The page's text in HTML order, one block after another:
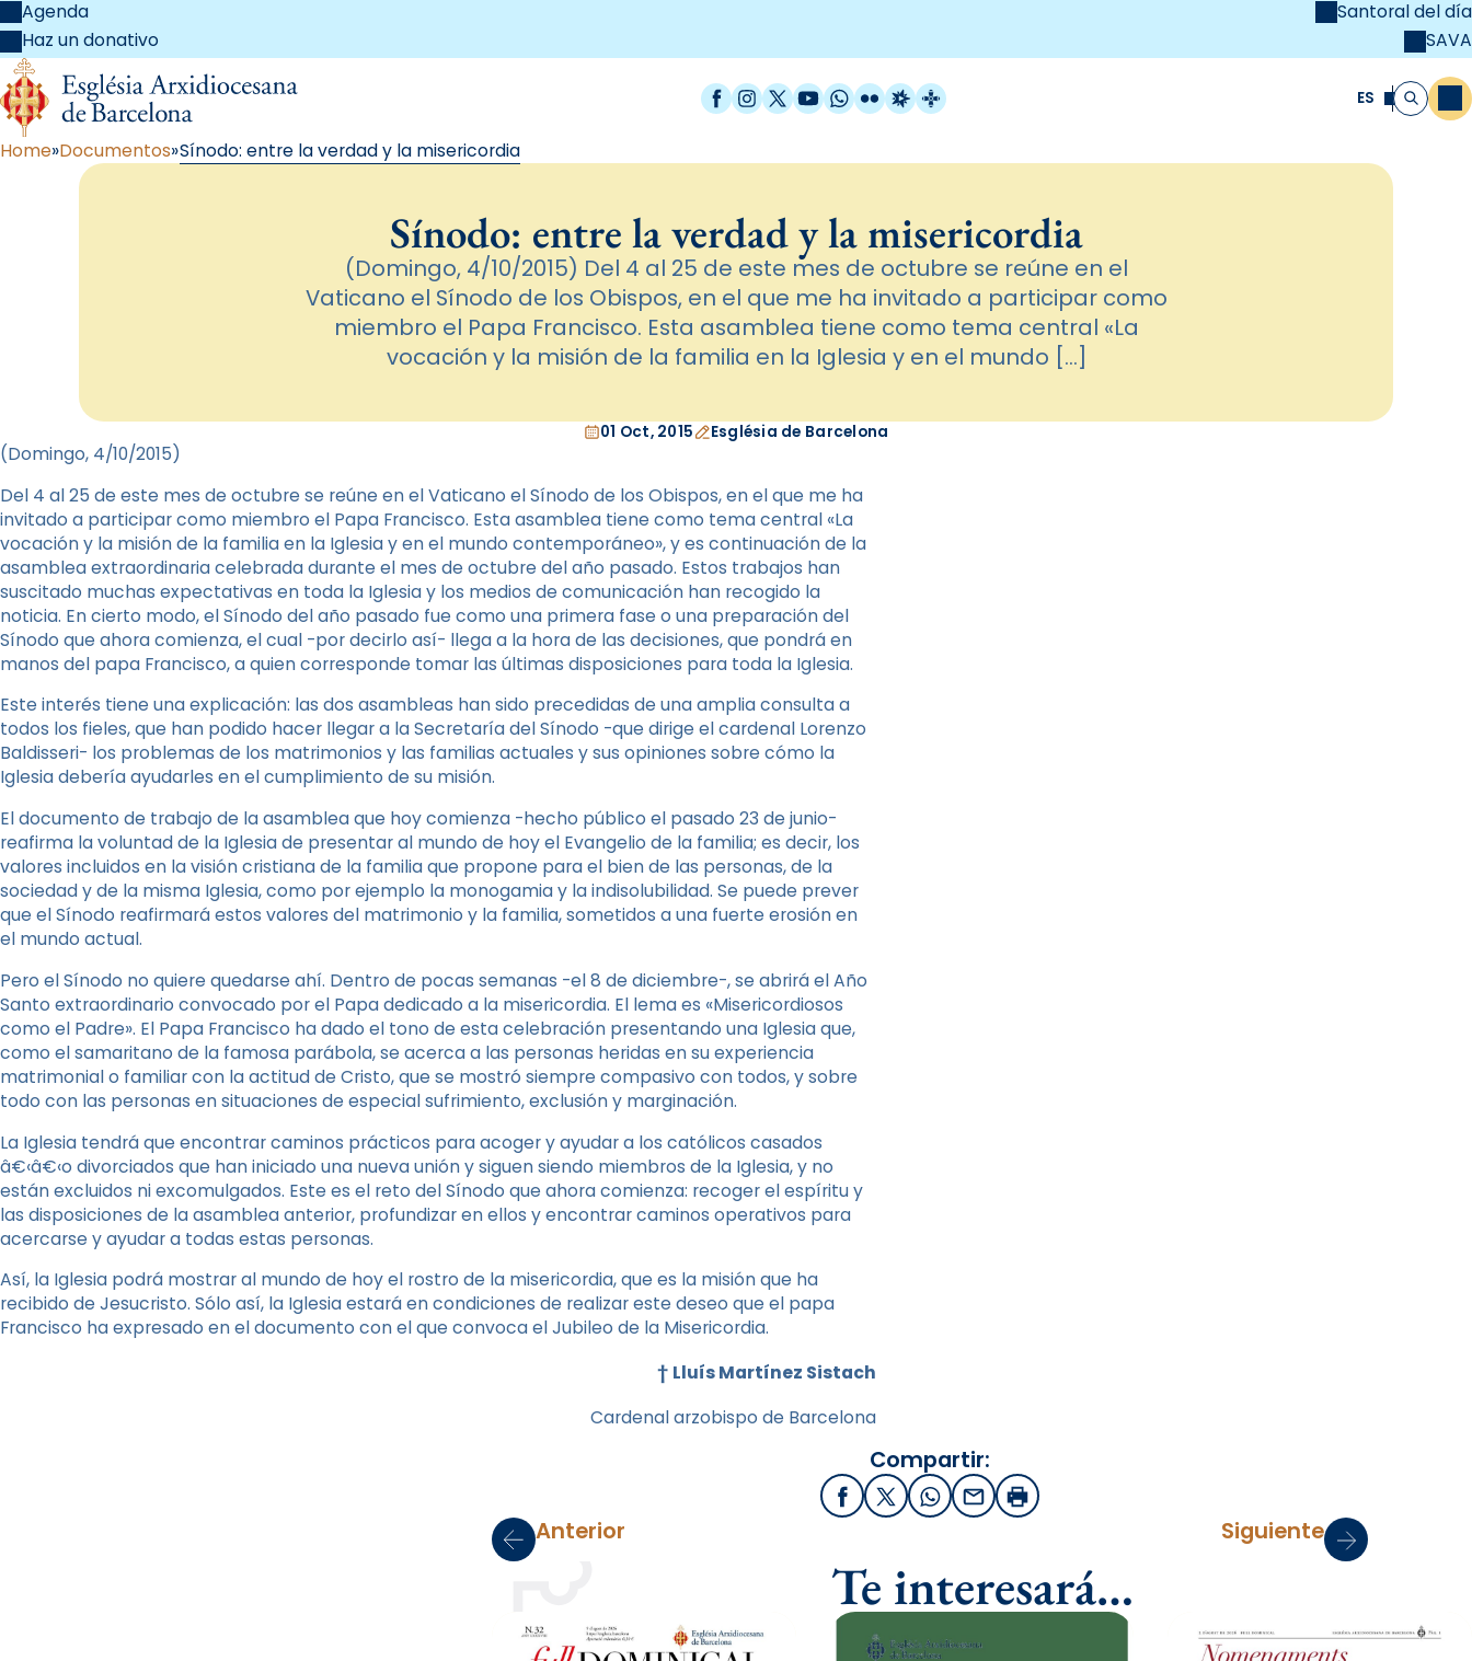
Agenda
Haz un donativo
Santoral del día
SAVA
Facebook
Instagram
X / Twitter
YouTube
WhatsApp
FlickrRadio Estel
Catalunya Cristiana ES Buscar
Home Documentos Sínodo: entre la verdad y la misericordia
Sínodo: entre la verdad y la misericordia
(Domingo, 4/10/2015) Del 4 al 25 de este mes de octubre se reúne en el
Vaticano el Sínodo de los Obispos, en el que me ha invitado a participar como
miembro el Papa Francisco. Esta asamblea tiene como tema central «La
vocación y la misión de la familia en la Iglesia y en el mundo […]
01 Oct, 2015 Església de Barcelona
(Domingo, 4/10/2015)
Del 4 al 25 de este mes de octubre se reúne en el Vaticano el Sínodo de los Obispos, en el que me ha
invitado a participar como miembro el Papa Francisco. Esta asamblea tiene como tema central «La
vocación y la misión de la familia en la Iglesia y en el mundo contemporáneo», y es continuación de la
asamblea extraordinaria celebrada durante el mes de octubre del año pasado. Estos trabajos han
suscitado muchas expectativas en toda la Iglesia y los medios de comunicación han recogido la
noticia. En cierto modo, el Sínodo del año pasado fue como una primera fase o una preparación del
Sínodo que ahora comienza, el cual -por decirlo así- llega a la hora de las decisiones, que pondrá en
manos del papa Francisco, a quien corresponde tomar las últimas disposiciones para toda la Iglesia.
Este interés tiene una explicación: las dos asambleas han sido precedidas de una amplia consulta a
todos los fieles, que han podido hacer llegar a la Secretaría del Sínodo -que dirige el cardenal Lorenzo
Baldisseri- los problemas de los matrimonios y las familias actuales y sus opiniones sobre cómo la
Iglesia debería ayudarles en el cumplimiento de su misión.
El documento de trabajo de la asamblea que hoy comienza -hecho público el pasado 23 de junio-
reafirma la voluntad de la Iglesia de presentar al mundo de hoy el Evangelio de la familia; es decir, los
valores incluidos en la visión cristiana de la familia que propone para el bien de las personas, de la
sociedad y de la misma Iglesia, como por ejemplo la monogamia y la indisolubilidad. Se puede prever
que el Sínodo reafirmará estos valores del matrimonio y la familia, sometidos a una fuerte erosión en
el mundo actual.
Pero el Sínodo no quiere quedarse ahí. Dentro de pocas semanas -el 8 de diciembre-, se abrirá el Año
Santo extraordinario convocado por el Papa dedicado a la misericordia. El lema es «Misericordiosos
como el Padre». El Papa Francisco ha dado el tono de esta celebración presentando una Iglesia que,
como el samaritano de la famosa parábola, se acerca a las personas heridas en su experiencia
matrimonial o familiar con la actitud de Cristo, que se mostró siempre compasivo con todos, y sobre
todo con las personas en situaciones de especial sufrimiento, exclusión y marginación.
La Iglesia tendrá que encontrar caminos prácticos para acoger y ayudar a los católicos casados
â€‹â€‹o divorciados que han iniciado una nueva unión y siguen siendo miembros de la Iglesia, y no
están excluidos ni excomulgados. Este es el reto del Sínodo que ahora comienza: recoger el espíritu y
las disposiciones de la asamblea anterior, profundizar en ellos y encontrar caminos operativos para
acercarse y ayudar a todas estas personas.
Así, la Iglesia podrá mostrar al mundo de hoy el rostro de la misericordia, que es la misión que ha
recibido de Jesucristo. Sólo así, la Iglesia estará en condiciones de realizar este deseo que el papa
Francisco ha expresado en el documento con el que convoca el Jubileo de la Misericordia.
† Lluís Martínez Sistach
Cardenal arzobispo de Barcelona
Compartir:
FacebookX / Twitter
WhatsApp
EmailImprimir
Anterior Siguiente
Te interesará…